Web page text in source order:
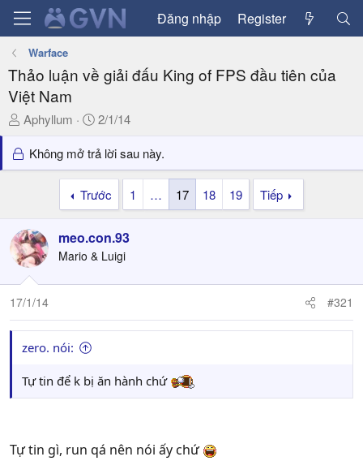
Đăng nhập Register
Warface
Thảo luận về giải đấu King of FPS đầu tiên của
Việt Nam
T
r
e
t
a
r
e
r
Aphyllum
N
à
y
ử
2/1/14
Không mở trả lời sau này.
Trước 1 … 17 18 19 Tiếp
meo.con.93
Mario & Luigi
17/1/14 #321
zero. nói:
Tự tin để k bị ăn hành chứ
Tự tin gì, run qá nên nói ấy chứ